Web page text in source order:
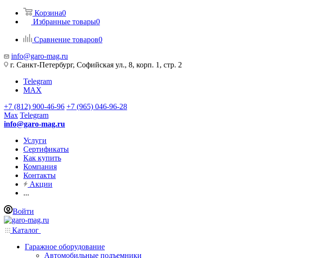
Корзина0
Избранные товары0
Сравнение товаров0
info@garo-mag.ru
г. Санкт-Петербург, Софийская ул., 8, корп. 1, стр. 2
Telegram
MAX
+7 (812) 900-46-96 +7 (965) 046-96-28
Max Telegram
info@garo-mag.ru
Услуги
Сертификаты
Как купить
Компания
Контакты
Акции
...
Войти
Каталог
Гаражное оборудование
Автомобильные подъемники